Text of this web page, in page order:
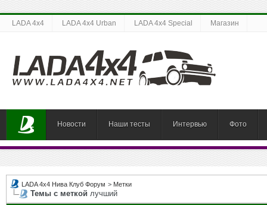
LADA 4x4 LADA 4x4 Urban LADA 4x4 Special Магазин
Новости Наши тесты Интервью Фото
LADA 4x4 Нива Клуб Форум > Метки
Темы с меткой лучший